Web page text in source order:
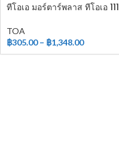
ทีโอเอ มอร์ตาร์พลาส ทีโอเอ 111
TOA
฿305.00 – ฿1,348.00